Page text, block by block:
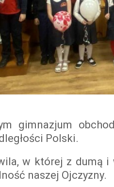
gimnazjum
Polski.
w której z dumą
naszej Ojczyzny.